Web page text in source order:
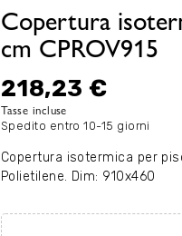
Copertura
cm CPROV915
218,23 €
Tasse incluse
Spedito entro 10-15 giorni
Copertura isotermica per
Polietilene. Dim: 910x460